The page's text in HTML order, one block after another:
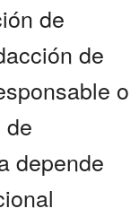
de
de
o
de
depende